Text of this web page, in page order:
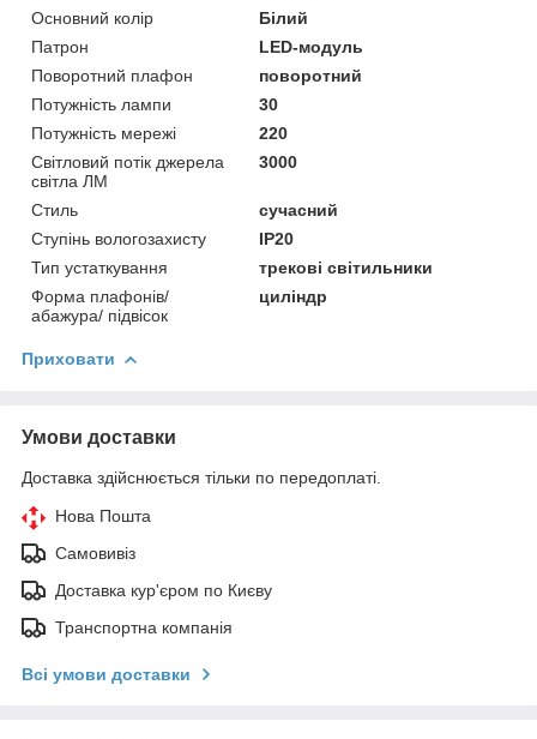
Основний колір
Білий
Патрон
LED-модуль
Поворотний плафон
поворотний
Потужність лампи
30
Потужність мережі
220
Світловий потік джерела
світла ЛМ
3000
Стиль
сучасний
Ступінь вологозахисту
IP20
Тип устаткування
трекові світильники
Форма плафонів/
абажура/ підвісок
циліндр
Приховати
Умови доставки
Доставка здійснюється тільки по передоплаті.
Нова Пошта
Самовивіз
Доставка кур'єром по Києву
Транспортна компанія
Всі умови доставки